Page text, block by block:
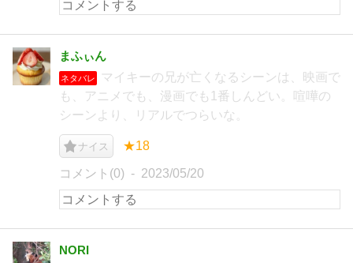
まふぃん
ネタバレ
マイキーの兄が亡くなるシーンは、映画で
も、アニメでも、漫画でも1番しんどい。喧嘩の
シーンより、リアルでつらいな。
ナイス ★18
コメント(0) 2023/05/20
NORI